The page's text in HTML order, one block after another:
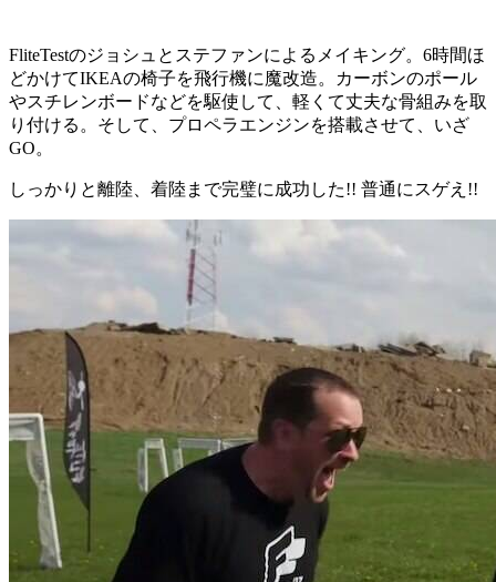
FliteTestのジョシュとステファンによるメイキング。6時間ほ
どかけてIKEAの椅子を飛行機に魔改造。カーボンのポール
やスチレンボードなどを駆使して、軽くて丈夫な骨組みを取
り付ける。そして、プロペラエンジンを搭載させて、いざ
GO。
しっかりと離陸、着陸まで完璧に成功した!! 普通にスゲえ!!